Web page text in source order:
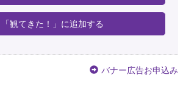
「観てきた！」に追加する
バナー広告お申込み